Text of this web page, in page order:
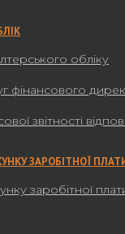
обліку
фінансового
звітності
ЗАРОБІТНОЇ
заробітної